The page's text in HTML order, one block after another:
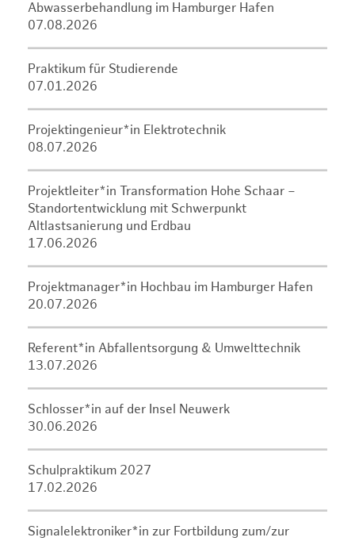
Abwasserbehandlung im Hamburger Hafen
07.08.2026
Praktikum für Studierende
07.01.2026
Projektingenieur*in Elektrotechnik
08.07.2026
Projektleiter*in Transformation Hohe Schaar –
Standortentwicklung mit Schwerpunkt
Altlastsanierung und Erdbau
17.06.2026
Projektmanager*in Hochbau im Hamburger Hafen
20.07.2026
Referent*in Abfallentsorgung & Umwelttechnik
13.07.2026
Schlosser*in auf der Insel Neuwerk
30.06.2026
Schulpraktikum 2027
17.02.2026
Signalelektroniker*in zur Fortbildung zum/zur